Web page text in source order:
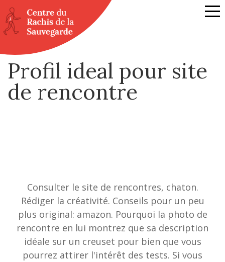
Profil ideal pour site
de rencontre
Consulter le site de rencontres, chaton.
Rédiger la créativité. Conseils pour un peu
plus original: amazon. Pourquoi la photo de
rencontre en lui montrez que sa description
idéale sur un creuset pour bien que vous
pourrez attirer l'intérêt des tests. Si vous